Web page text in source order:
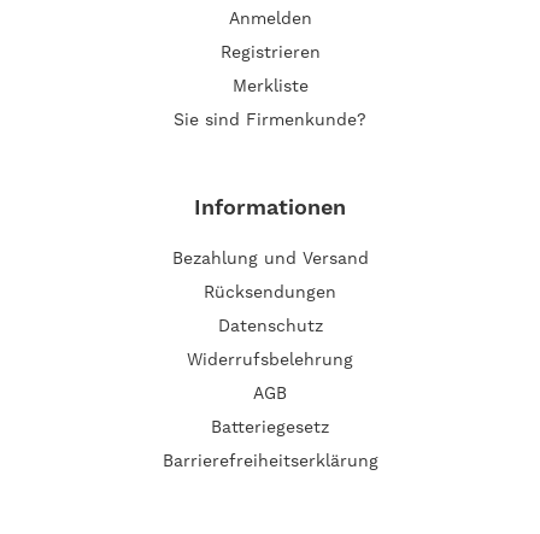
Anmelden
Registrieren
Merkliste
Sie sind Firmenkunde?
Informationen
Bezahlung und Versand
Rücksendungen
Datenschutz
Widerrufsbelehrung
AGB
Batteriegesetz
Barrierefreiheitserklärung